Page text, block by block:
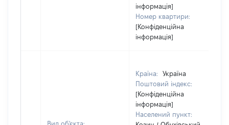
інформація]
Номер квартири:
[Конфіденційна
інформація]
Вид об'єкта:
Країна:
Україна
Поштовий індекс:
[Конфіденційна
інформація]
Населений пункт: